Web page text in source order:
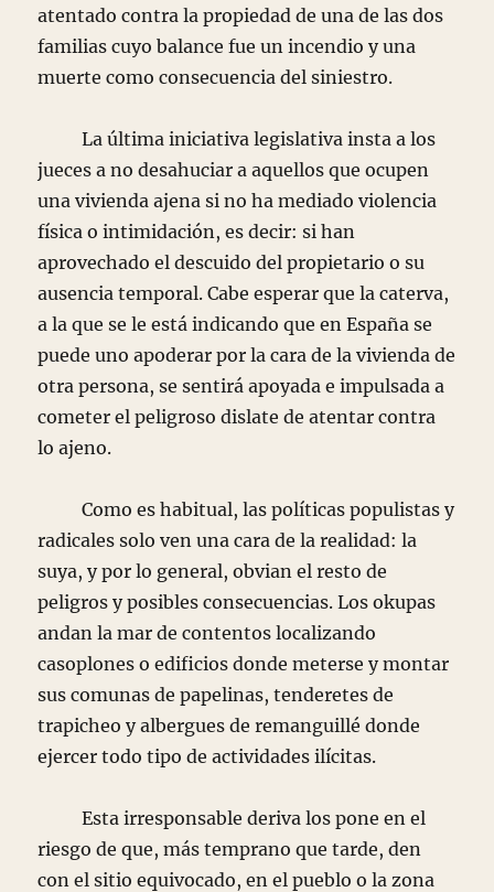
atentado contra la propiedad de una de las dos
familias cuyo balance fue un incendio y una
muerte como consecuencia del siniestro.
La última iniciativa legislativa insta a los
jueces a no desahuciar a aquellos que ocupen
una vivienda ajena si no ha mediado violencia
física o intimidación, es decir: si han
aprovechado el descuido del propietario o su
ausencia temporal. Cabe esperar que la caterva,
a la que se le está indicando que en España se
puede uno apoderar por la cara de la vivienda de
otra persona, se sentirá apoyada e impulsada a
cometer el peligroso dislate de atentar contra
lo ajeno.
Como es habitual, las políticas populistas y
radicales solo ven una cara de la realidad: la
suya, y por lo general, obvian el resto de
peligros y posibles consecuencias. Los okupas
andan la mar de contentos localizando
casoplones o edificios donde meterse y montar
sus comunas de papelinas, tenderetes de
trapicheo y albergues de remanguillé donde
ejercer todo tipo de actividades ilícitas.
Esta irresponsable deriva los pone en el
riesgo de que, más temprano que tarde, den
con el sitio equivocado, en el pueblo o la zona